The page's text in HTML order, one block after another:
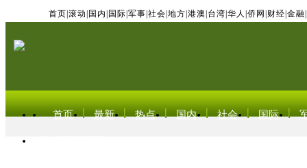
首页 滚动 国内 国际 军事 社会 地方 港澳 台湾 华人 侨网 财经 金融
首页 最新 热点 国内 社会 国际